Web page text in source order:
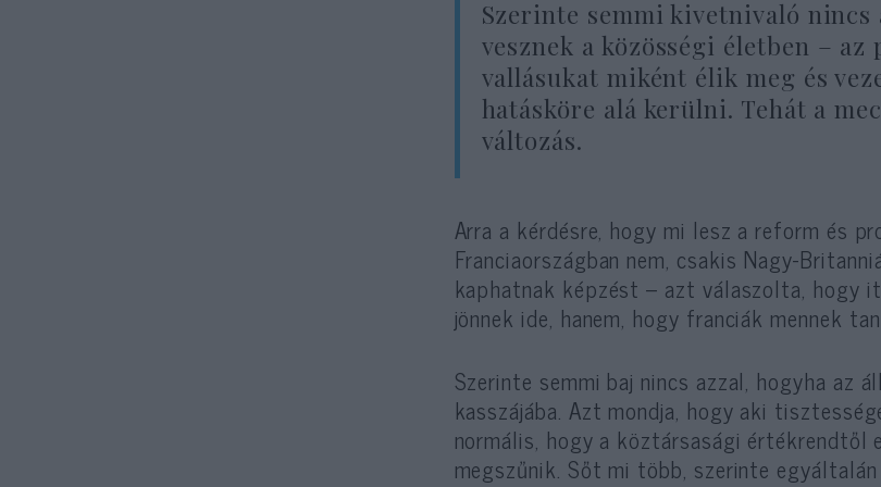
Szerinte semmi kivetnivaló
vesznek a közösségi életben –
vallásukat miként élik meg és
hatásköre alá kerülni. Tehát a
változás.
Arra a kérdésre, hogy mi lesz a reform és
Franciaországban nem, csakis Nagy-
kaphatnak képzést – azt válaszolta, hogy
jönnek ide, hanem, hogy franciák mennek
Szerinte semmi baj nincs azzal, hogyha az
kasszájába. Azt mondja, hogy aki
normális, hogy a köztársasági
megszűnik. Sőt mi több, szerinte